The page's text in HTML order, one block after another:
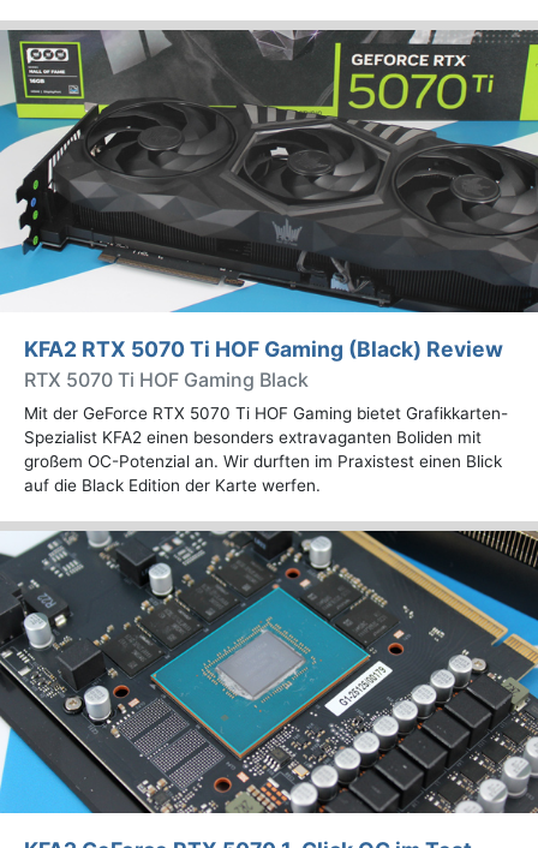
KFA2 RTX 5070 Ti HOF Gaming (Black) Review
RTX 5070 Ti HOF Gaming Black
Mit der GeForce RTX 5070 Ti HOF Gaming bietet Grafikkarten-
Spezialist KFA2 einen besonders extravaganten Boliden mit
großem OC-Potenzial an. Wir durften im Praxistest einen Blick
auf die Black Edition der Karte werfen.